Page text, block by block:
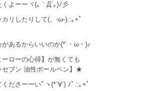
よーーヾ(｡｀Д´｡)ﾉ彡
リしたりして(。-ω-).:｡+ﾟ
あるからいいのか(*´・ω・)♪
ローの心得】が無くても
セブン 油性ボールペン】★
ださーーいﾟヽ(*´∀`) ﾉﾟ.:｡+ﾟ